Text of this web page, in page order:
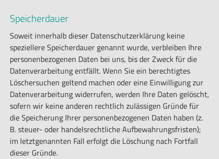
Speicherdauer
Soweit innerhalb dieser Datenschutzerklärung keine
speziellere Speicherdauer genannt wurde, verbleiben Ihre
personenbezogenen Daten bei uns, bis der Zweck für die
Datenverarbeitung entfällt. Wenn Sie ein berechtigtes
Löschersuchen geltend machen oder eine Einwilligung zur
Datenverarbeitung widerrufen, werden Ihre Daten gelöscht,
sofern wir keine anderen rechtlich zulässigen Gründe für
die Speicherung Ihrer personenbezogenen Daten haben (z.
B. steuer- oder handelsrechtliche Aufbewahrungsfristen);
im letztgenannten Fall erfolgt die Löschung nach Fortfall
dieser Gründe.